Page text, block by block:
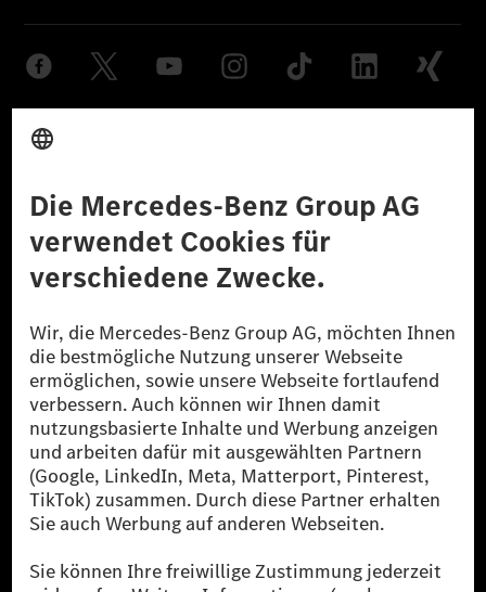
© 2026 Mercedes-Benz Group AG. Alle Rechte vorbehalten.
reduzierte CO₂-Emissionen bei der Mercedes-Benz Group durch
zertifizierte Ausgleichsprojekte kompensiert werden.
[2] Renewable Charging ist ein integraler Bestandteil von MB.CHARGE
Public in Europa, den USA, Kanada und China. Sofern an der jeweiligen
Ladestation noch kein Strom aus erneuerbaren Energien vorliegt,
verwendet Renewable Charging Grünstromzertifikate*. Diese stellen
sicher, dass für Ladevorgänge über MB.CHARGE Public eine äquivalente
Strommenge aus erneuerbaren Energien ins Stromnetz eingespeist wird.
Sie stammen ausschließlich aus Wind- und Solarkraftanlagen, die jünger
als sechs Jahre sind.
* Inkl. EKOenergy Ökolabel
* Die angegebenen Werte wurden nach dem vorgeschriebenen
Messverfahren WLTP (Worldwide harmonised Light vehicles Test